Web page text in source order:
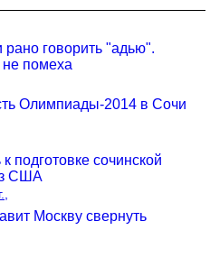
говорить "адью".
помеха
Олимпиады-2014 в Сочи
подготовке сочинской
США
Москву свернуть